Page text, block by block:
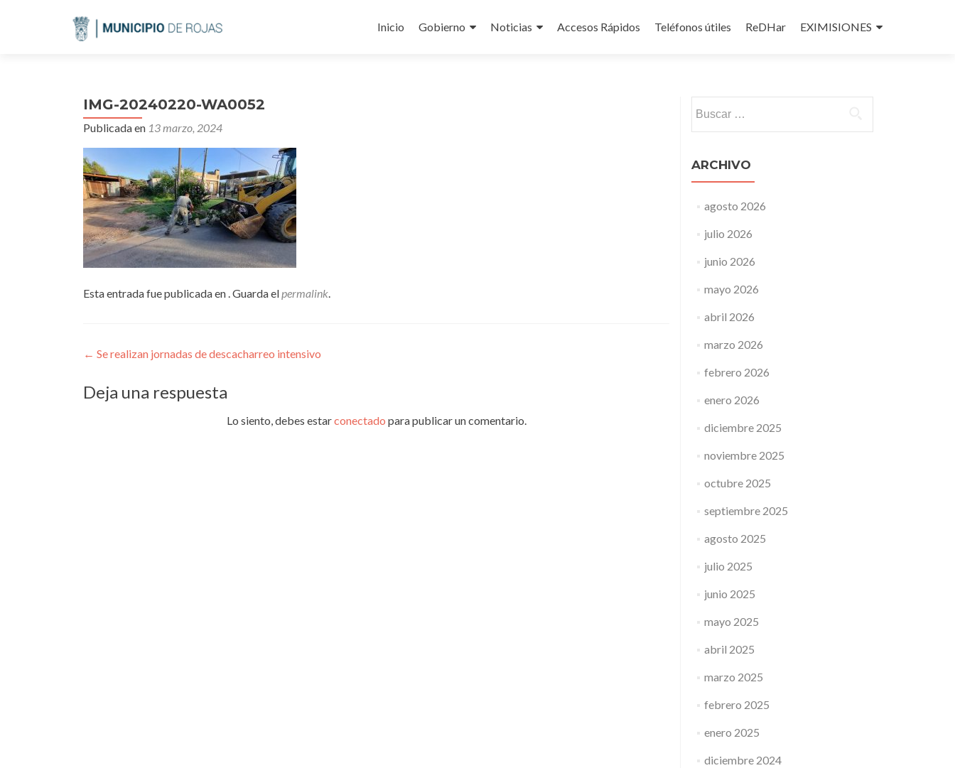
al
Inicio Gobierno Noticias Accesos Rápidos Teléfonos útiles ReDHar EXIMISIONES
IMG-20240220-WA0052
Publicada en 13 marzo, 2024
Esta entrada fue publicada en . Guarda elpermalink.
Navegación
de
entradas
← Se realizan jornadas de descacharreo intensivo
Deja una respuesta
Lo siento, debes estarconectado para publicar un comentario.
ARCHIVO
agosto 2026
julio 2026
junio 2026
mayo 2026
abril 2026
marzo 2026
febrero 2026
enero 2026
diciembre 2025
noviembre 2025
octubre 2025
septiembre 2025
agosto 2025
julio 2025
junio 2025
mayo 2025
abril 2025
marzo 2025
febrero 2025
enero 2025
diciembre 2024